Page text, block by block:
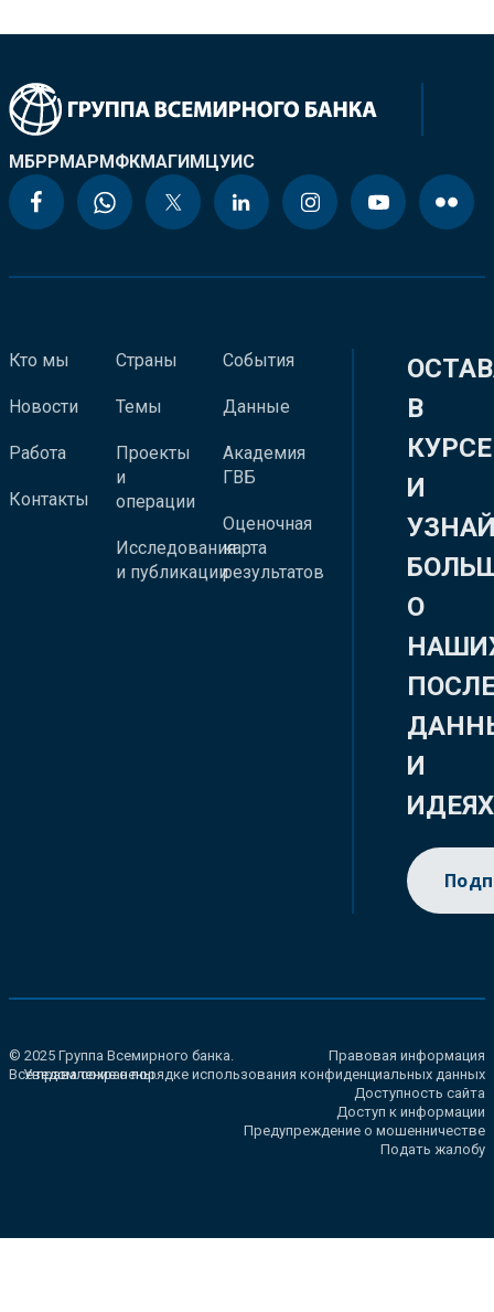
МБРРМАРМФКМАГИМЦУИС
Кто мы
Новости
Работа
Контакты
Страны
Темы
Проекты
и
операции
Исследования
и публикации
События
Данные
Академия
ГВБ
Оценочная
карта
результатов
В
КУРСЕ
И
О
И
ИДЕЯХ
© 2025 Группа Всемирного банка.
Все права сохранены.
Правовая информация
Уведомление о порядке использования конфиденциальных данных
Доступность сайта
Доступ к информации
Предупреждение о мошенничестве
Подать жалобу